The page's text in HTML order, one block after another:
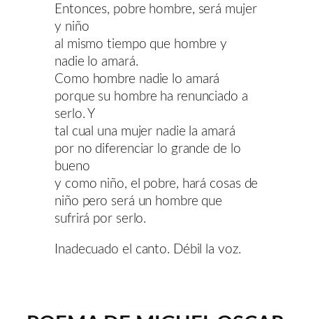
Entonces, pobre hombre, será mujer
y niño
al mismo tiempo que hombre y
nadie lo amará.
Como hombre nadie lo amará
porque su hombre ha renunciado a
serlo. Y
tal cual una mujer nadie la amará
por no diferenciar lo grande de lo
bueno
y como niño, el pobre, hará cosas de
niño pero será un hombre que
sufrirá por serlo.
Inadecuado el canto. Débil la voz.